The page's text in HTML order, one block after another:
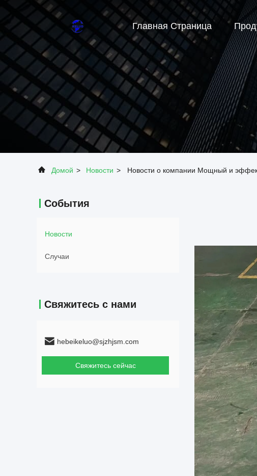
Главная Страница
Домой > Новости > Новости о компании Мощный и
События
Новости
Случаи
Свяжитесь с нами
hebeikeluo@sjzhjsm.com
Свяжитесь сейчас